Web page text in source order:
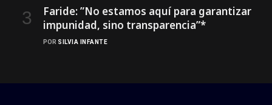
Faride: ”No estamos aquí para garantizar
impunidad, sino transparencia”*
POR SILVIA INFANTE